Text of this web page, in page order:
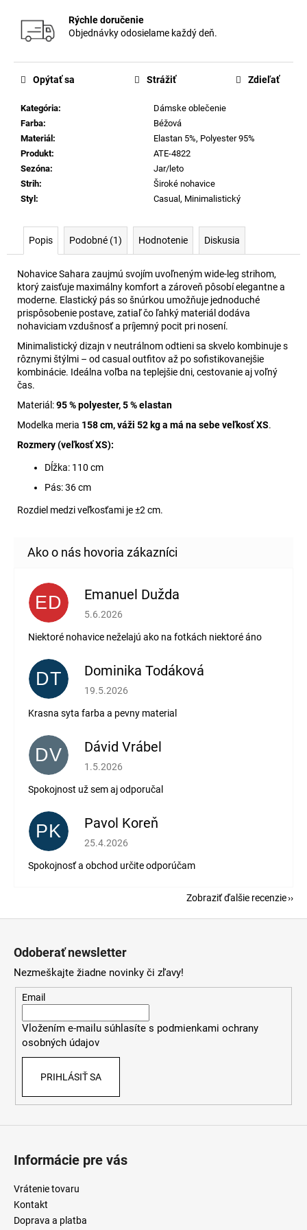
Rýchle doručenie
Objednávky odosielame každý deň.
Kategória:
Dámske oblečenie
Farba:
Béžová
Materiál :
Elastan 5%, Polyester 95%
Produkt:
ATE-4822
Sezóna:
Jar/leto
Strih:
Široké nohavice
Styl : Casual, Minimalistický
Opýtať sa Strážiť Zdieľať
Popis Podobné (1) Hodnotenie Diskusia
Nohavice Sahara zaujmú svojím uvoľneným wide-leg strihom,
ktorý zaisťuje maximálny komfort a zároveň pôsobí elegantne a
moderne. Elastický pás so šnúrkou umožňuje jednoduché
prispôsobenie postave, zatiaľ čo ľahký materiál dodáva
nohaviciam vzdušnosť a príjemný pocit pri nosení.
Minimalistický dizajn v neutrálnom odtieni sa skvelo kombinuje s
rôznymi štýlmi – od casual outfitov až po sofistikovanejšie
kombinácie. Ideálna voľba na teplejšie dni, cestovanie aj voľný
čas.
Materiál:95 % polyester, 5 % elastan
Modelka meria 158 cm, váži 52 kg a má na sebe veľkosť XS.
Rozmery (veľkosť XS):
Dĺžka: 110 cm
Pás: 36 cm
Rozdiel medzi veľkosťami je ±2 cm.
ED Emanuel Dužda
Hodnotenie obchodu je 2 z 5 hviezdičiek.
5.6.2026
Niektoré nohavice neželajú ako na fotkách niektoré áno
DT Dominika Todáková
Hodnotenie obchodu je 5 z 5 hviezdičiek.
19.5.2026
Krasna syta farba a pevny material
DV Dávid Vrábel
Hodnotenie obchodu je 5 z 5 hviezdičiek.
1.5.2026
Spokojnost už sem aj odporučal
PK Pavol Koreň
Hodnotenie obchodu je 5 z 5 hviezdičiek.
25.4.2026
Spokojnosť a obchod určite odporúčam
Zobraziť ďalšie recenzie
Odoberať newsletter
Nezmeškajte žiadne novinky či zľavy!
Email
Vložením e-mailu súhlasíte s podmienkami ochrany
osobných údajov
PRIHLÁSIŤ SA
Informácie pre vás
Vrátenie tovaru
Kontakt
Doprava a platba